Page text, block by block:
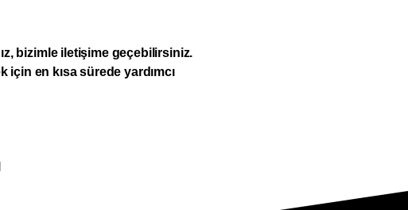
bizimle iletişime geçebilirsiniz.
en kısa sürede yardımcı